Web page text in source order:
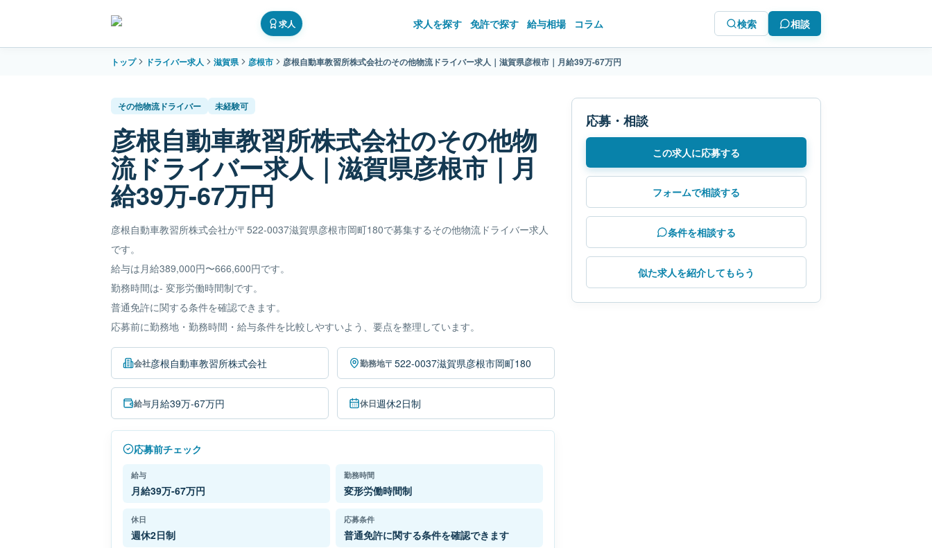
求人 求人を探す 免許で探す 給与相場 コラム 検索 相談
トップ ドライバー求人 滋賀県 彦根市 彦根自動車教習所株式会社のその他物流ドライバー求人｜滋賀県彦根市｜月給39万-67万円
その他物流ドライバー 未経験可
彦根自動車教習所株式会社のその他物
流ドライバー求人｜滋賀県彦根市｜月
給39万-67万円
彦根自動車教習所株式会社が〒522-0037滋賀県彦根市岡町180で募集するその他物流ドライバー求人
です。
給与は月給389,000円〜666,600円です。
勤務時間は- 変形労働時間制です。
普通免許に関する条件を確認できます。
応募前に勤務地・勤務時間・給与条件を比較しやすいよう、要点を整理しています。
会社彦根自動車教習所株式会社 勤務地〒522-0037滋賀県彦根市岡町180
給与月給39万-67万円 休日週休2日制
応募前チェック
給与
月給39万-67万円
勤務時間
変形労働時間制
休日
週休2日制
応募条件
普通免許に関する条件を確認できます
応募・相談
この求人に応募する
フォームで相談する
条件を相談する
似た求人を紹介してもらう